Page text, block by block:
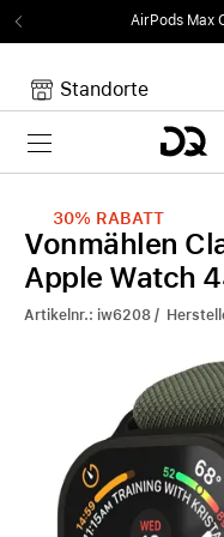
AirPods Max
Standorte
Toggle navigation
Noch keine Artikel im
30% RABATT
Vonmählen
Apple Watch
Artikelnr.: iw6208 /